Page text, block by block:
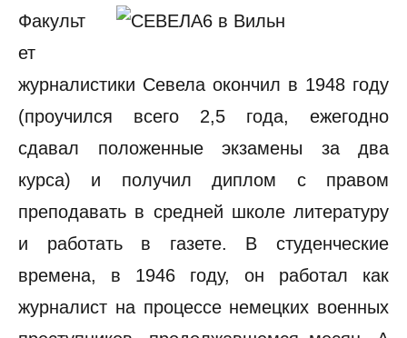
Факульт
ет
журналистики Севела окончил в 1948 году
(проучился всего 2,5 года, ежегодно
сдавал положенные экзамены за два
курса) и получил диплом с правом
преподавать в средней школе литературу
и работать в газете. В студенческие
времена, в 1946 году, он работал как
журналист на процессе немецких военных